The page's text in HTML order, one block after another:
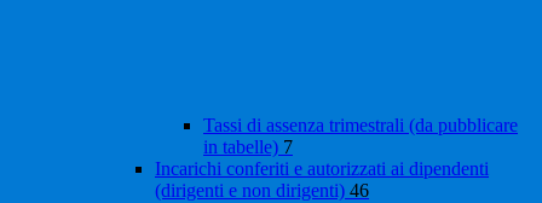
Tassi di assenza trimestrali (da pubblicare
in tabelle) 7
Incarichi conferiti e autorizzati ai dipendenti
(dirigenti e non dirigenti) 46